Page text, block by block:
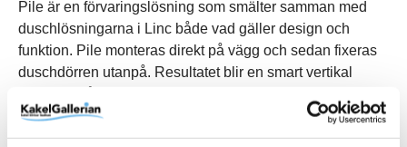
Pile är en förvaringslösning som smälter samman med
duschlösningarna i Linc både vad gäller design och
funktion. Pile monteras direkt på vägg och sedan fixeras
duschdörren utanpå. Resultatet blir en smart vertikal
familjens alla schampo- och duschflaskor utan att ta extra
onödig plats i själva duschytan. Pile kommer med fem